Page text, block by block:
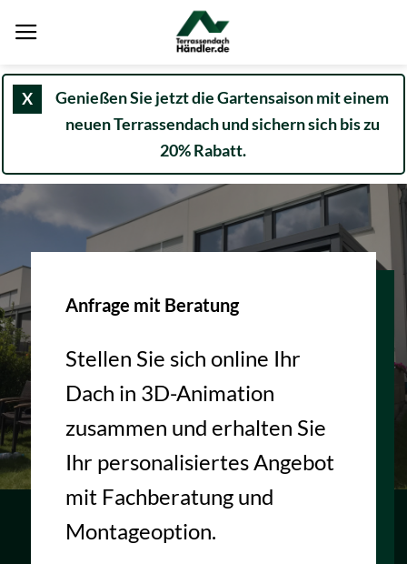
Inhalt
X
Genießen Sie jetzt die Gartensaison mit einem
neuen Terrassendach und sichern sich bis zu
20% Rabatt.
Anfrage mit Beratung
Stellen Sie sich online Ihr
Dach in 3D-Animation
zusammen und erhalten Sie
Ihr personalisiertes Angebot
mit Fachberatung und
Montageoption.